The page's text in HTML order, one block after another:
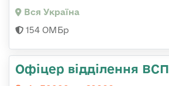
Вся Україна
154 ОМБр
Офіцер відділення ВСП